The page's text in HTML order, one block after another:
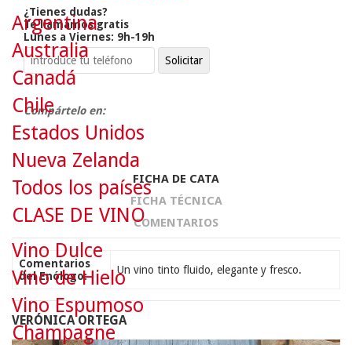
¿Tienes dudas?
Te llamamos gratis
Lunes a Viernes: 9h-19h
Compártelo en:
FICHA DE CATA
FICHA TÉCNICA
COMENTARIOS
Comentarios
del Enólogo:
Un vino tinto fluido, elegante y fresco.
VERÓNICA ORTEGA
Argentina
Australia
Canadá
Chile
Estados Unidos
Nueva Zelanda
Todos los países
CLASE DE VINO
Vino Dulce
Vino de Hielo
Vino Espumoso
Champagne